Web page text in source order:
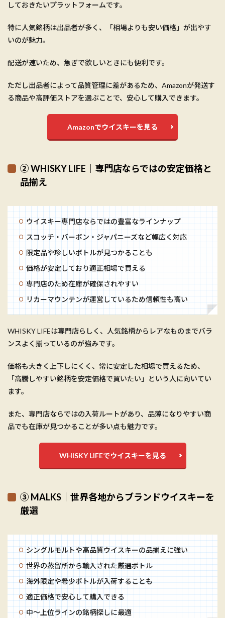
しておきたいプラットフォームです。
特に人気銘柄は出品者が多く、「相場よりも安い価格」が出やす
いのが魅力。
配送が速いため、急ぎで欲しいときにも便利です。
ただし出品者によって品質管理に差があるため、Amazonが発送す
る商品や高評価ストアを選ぶことで、安心して購入できます。
Amazonでウイスキーを見る
② WHISKY LIFE｜専門店ならではの安定価格と
品揃え
ウイスキー専門店ならではの豊富なラインナップ
スコッチ・バーボン・ジャパニーズなど幅広く対応
限定品や珍しいボトルが見つかることも
価格が安定しており適正相場で買える
専門店のため在庫が確保されやすい
リカーマウンテンが運営しているため信頼性も高い
WHISKY LIFEは専門店らしく、人気銘柄からレアなものまでバラ
ンスよく揃っているのが強みです。
価格も大きく上下しにくく、常に安定した相場で買えるため、
「高騰しやすい銘柄を安定価格で買いたい」という人に向いてい
ます。
また、専門店ならではの入荷ルートがあり、品薄になりやすい商
品でも在庫が見つかることが多い点も魅力です。
WHISKY LIFEでウイスキーを見る
③ MALKS｜世界各地からブランドウイスキーを
厳選
シングルモルトや高品質ウイスキーの品揃えに強い
世界の蒸留所から輸入された厳選ボトル
海外限定や希少ボトルが入荷することも
適正価格で安心して購入できる
中〜上位ラインの銘柄探しに最適